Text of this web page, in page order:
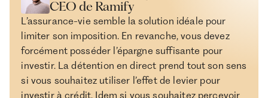
CEO de Ramify
L’assurance-vie semble la solution idéale pour
limiter son imposition. En revanche, vous devez
forcément posséder l’épargne suffisante pour
investir. La détention en direct prend tout son sens
si vous souhaitez utiliser l’effet de levier pour
investir à crédit. Idem si vous souhaitez percevoir